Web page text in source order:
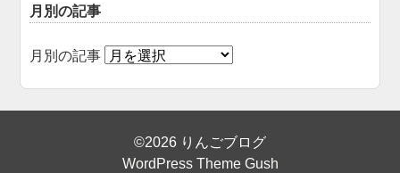
月別の記事
月別の記事
©2026 りんごブログ
WordPress Theme Gush